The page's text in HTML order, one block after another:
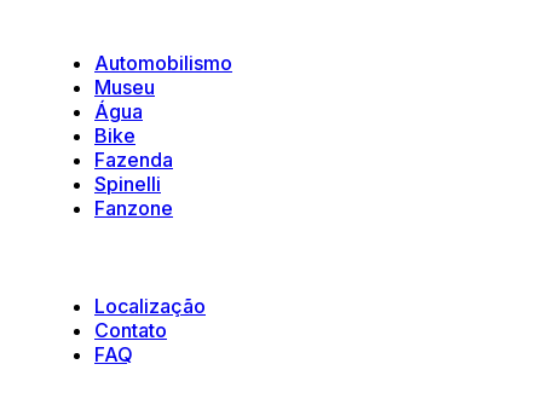
Automobilismo
Museu
Água
Bike
Fazenda
Spinelli
Fanzone
Localização
Contato
FAQ